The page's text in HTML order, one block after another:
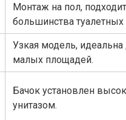
Монтаж на пол,
большинства туалетных
Узкая модель, идеальна
малых площадей.
Бачок установлен
унитазом.